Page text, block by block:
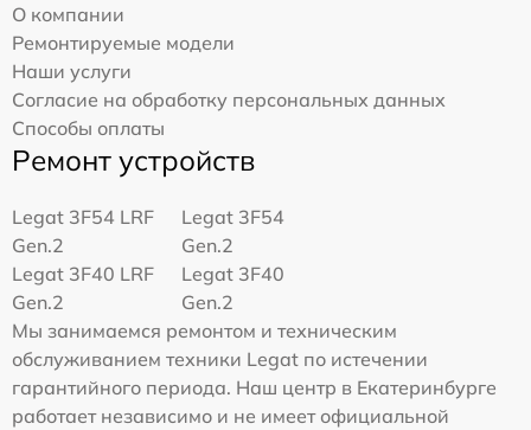
О компании
Ремонтируемые модели
Наши услуги
Согласие на обработку персональных данных
Способы оплаты
Ремонт устройств
Legat 3F54 LRF
Gen.2
Legat 3F54
Gen.2
Legat 3F40 LRF
Gen.2
Legat 3F40
Gen.2
Мы занимаемся ремонтом и техническим
обслуживанием техники Legat по истечении
гарантийного периода. Наш центр в Екатеринбурге
работает независимо и не имеет официальной